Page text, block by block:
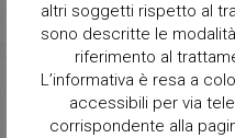
altri soggetti rispetto al
sono descritte le
riferimento al
L’informativa è resa a
accessibili per via
corrispondente alla